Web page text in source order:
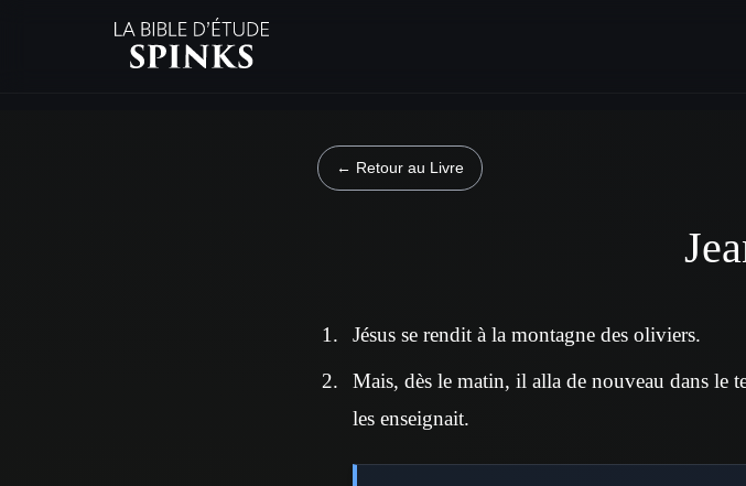
← Retour au Livre
Jésus se rendit à la montagne des oliviers.
Mais, dès le matin, il alla de nouveau dans le
les enseignait.